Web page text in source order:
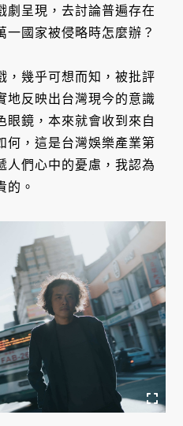
劇呈現，去討論普遍存在
一國家被侵略時怎麼辦？
，幾乎可想而知，被批評
地反映出台灣現今的意識
眼鏡，本來就會收到來自
何，這是台灣娛樂產業第
人們心中的憂慮，我認為
的。